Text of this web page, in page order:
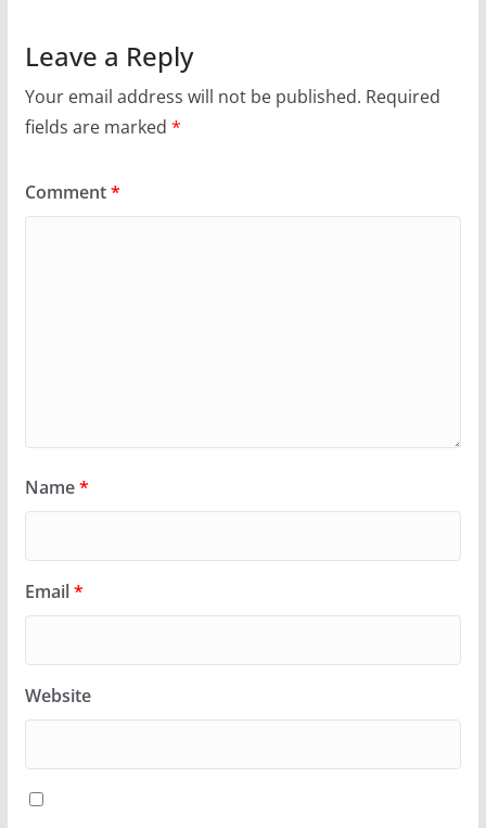
Leave a Reply
Your email address will not be published. Required
fields are marked *
Comment*
Name*
Email*
Website